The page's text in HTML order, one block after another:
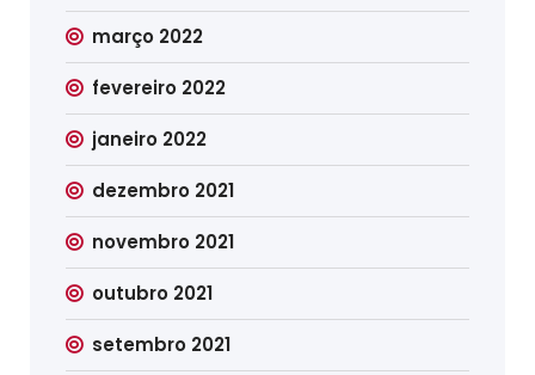
março 2022
fevereiro 2022
janeiro 2022
dezembro 2021
novembro 2021
outubro 2021
setembro 2021